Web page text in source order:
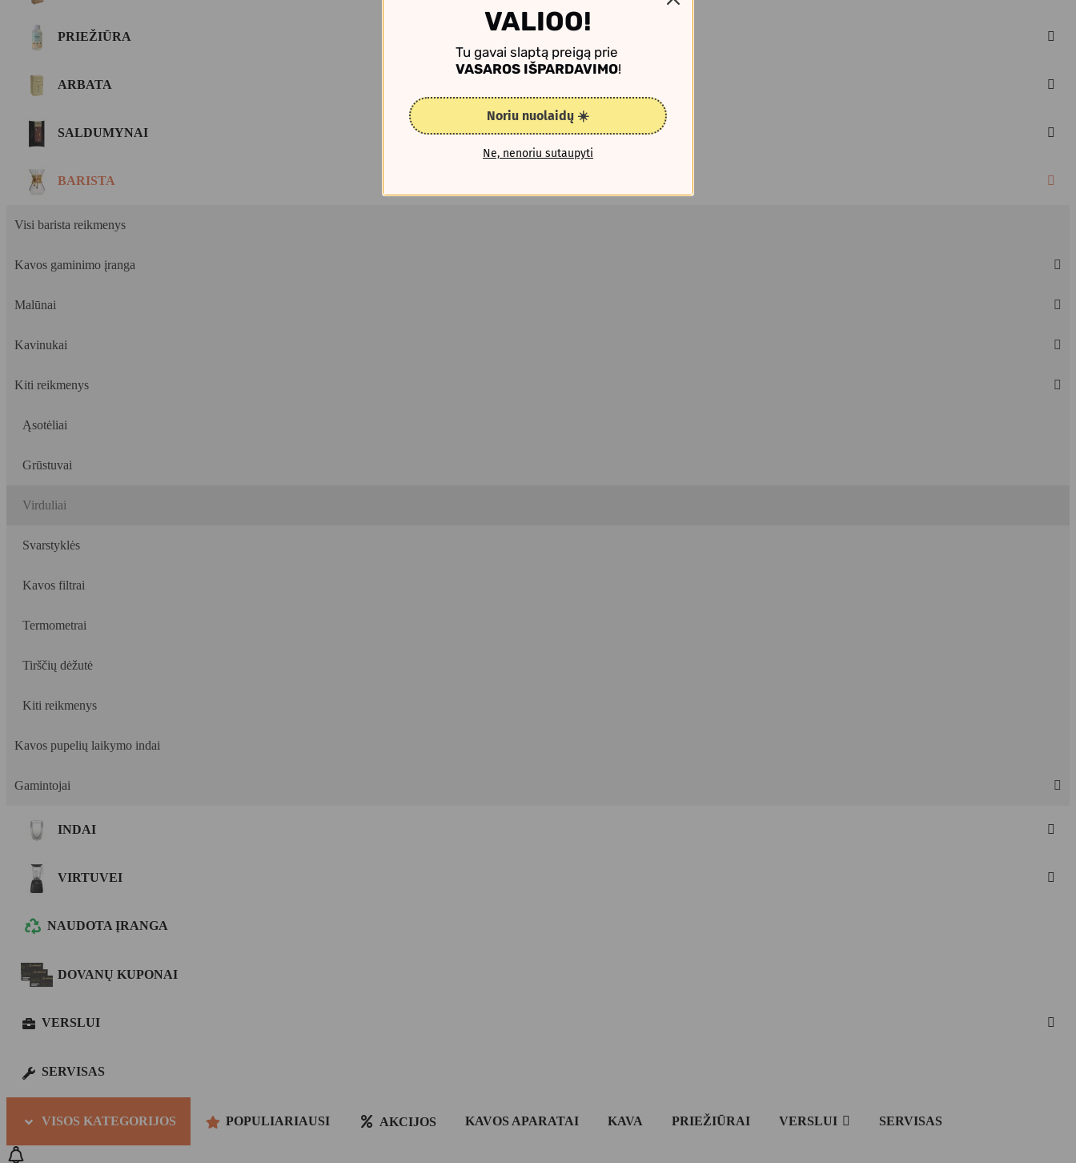
PRIEŽIŪRA
ARBATA
SALDUMYNAI
BARISTA
Visi barista reikmenys
Kavos gaminimo įranga
Malūnai
Kavinukai
Kiti reikmenys
Ąsotėliai
Grūstuvai
Virduliai
Svarstyklės
Kavos filtrai
Termometrai
Tirščių dėžutė
Kiti reikmenys
Kavos pupelių laikymo indai
Gamintojai
INDAI
VIRTUVEI
NAUDOTA ĮRANGA
DOVANŲ KUPONAI
VERSLUI
SERVISAS
VISOS KATEGORIJOS POPULIARIAUSI AKCIJOS KAVOS APARATAI KAVA PRIEŽIŪRAI VERSLUI SERVISAS
VALIOO!
Tu gavai slaptą preigą prie
VASAROS IŠPARDAVIMO!
Noriu nuolaidų ☀️
Ne, nenoriu sutaupyti